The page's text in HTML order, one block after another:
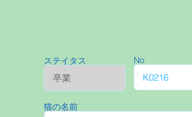
ステイタス No
猫の名前